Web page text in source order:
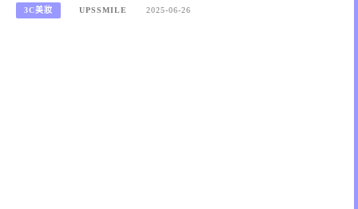
3C美妝 UPSSMILE 2025-06-26